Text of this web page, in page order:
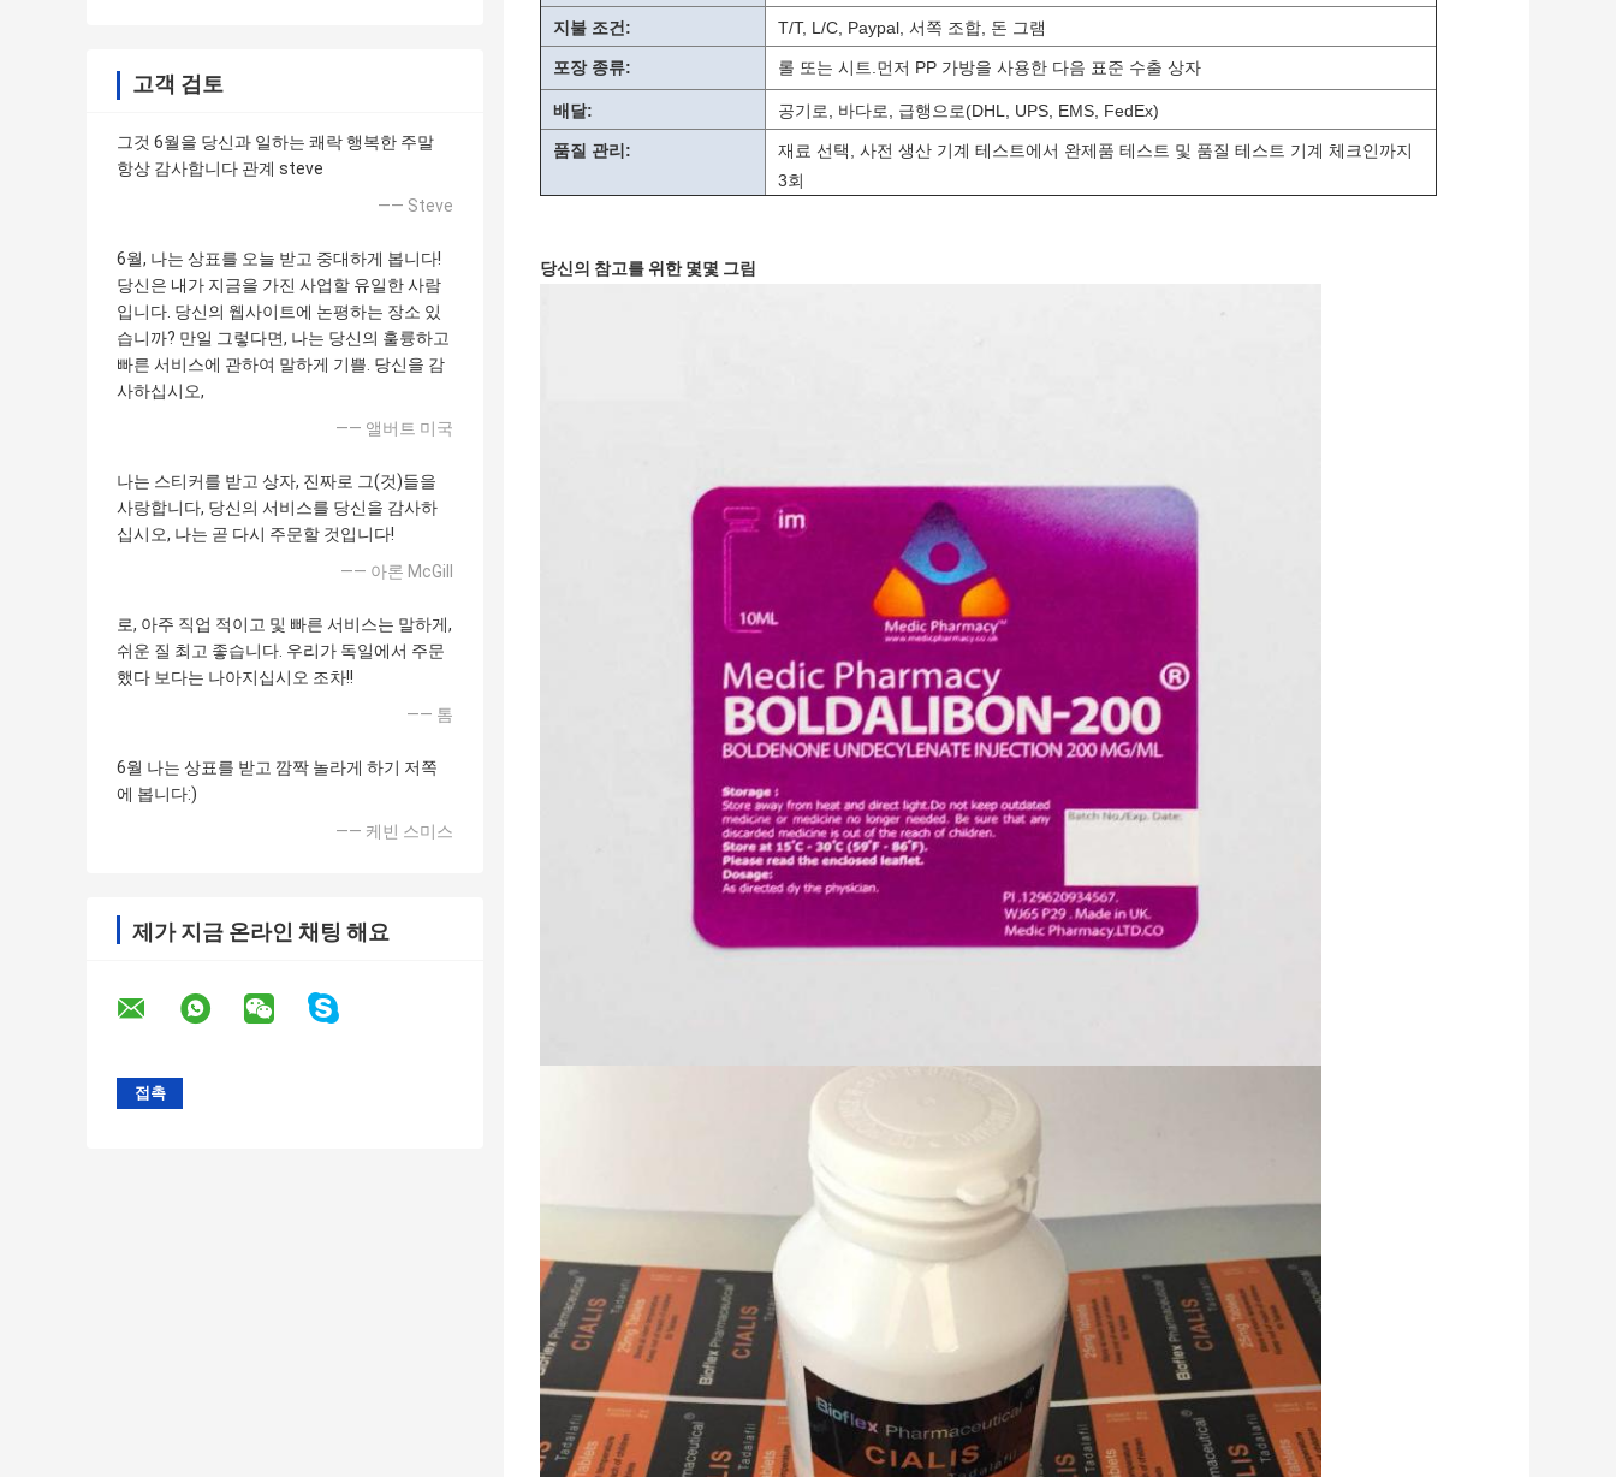
고객 검토
그것 6월을 당신과 일하는 쾌락 행복한 주말
항상 감사합니다 관계 steve
—— Steve
6월, 나는 상표를 오늘 받고 중대하게 봅니다!
당신은 내가 지금을 가진 사업할 유일한 사람
입니다. 당신의 웹사이트에 논평하는 장소 있
습니까? 만일 그렇다면, 나는 당신의 훌륭하고
빠른 서비스에 관하여 말하게 기쁠. 당신을 감
사하십시오,
—— 앨버트 미국
나는 스티커를 받고 상자, 진짜로 그(것)들을
사랑합니다, 당신의 서비스를 당신을 감사하
십시오, 나는 곧 다시 주문할 것입니다!
—— 아론 McGill
로, 아주 직업 적이고 및 빠른 서비스는 말하게,
쉬운 질 최고 좋습니다. 우리가 독일에서 주문
했다 보다는 나아지십시오 조차!!
—— 톰
6월 나는 상표를 받고 깜짝 놀라게 하기 저쪽
에 봅니다:)
—— 케빈 스미스
제가 지금 온라인 채팅 해요
지불 조건: T/T, L/C, Paypal, 서쪽 조합, 돈 그램
포장 종류: 롤 또는 시트.먼저 PP 가방을 사용한 다음 표준 수출 상자
배달: 공기로, 바다로, 급행으로(DHL, UPS, EMS, FedEx)
품질 관리:
재료 선택, 사전 생산 기계 테스트에서 완제품 테스트 및 품질 테스트 기계 체크인까지
3회
당신의 참고를 위한 몇몇 그림